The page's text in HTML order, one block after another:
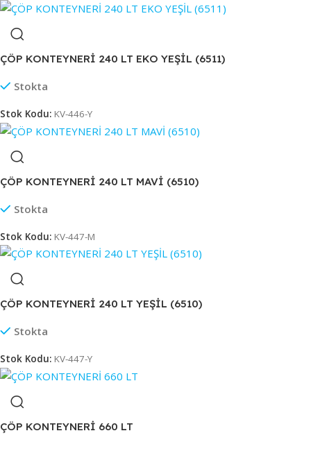
ÇÖP KONTEYNERİ 240 LT EKO YEŞİL (6511)
Stokta
Stok Kodu: KV-446-Y
ÇÖP KONTEYNERİ 240 LT MAVİ (6510)
Stokta
Stok Kodu: KV-447-M
ÇÖP KONTEYNERİ 240 LT YEŞİL (6510)
Stokta
Stok Kodu: KV-447-Y
ÇÖP KONTEYNERİ 660 LT